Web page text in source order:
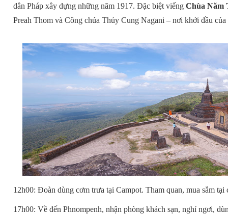
dân Pháp xây dựng những năm 1917. Đặc biệt viếng Chùa Năm
Preah Thom và Công chúa Thủy Cung Nagani – nơi khởi đầu
12h00: Đoàn dùng cơm trưa tại Campot. Tham quan, mua sắm
17h00: Về đến Phnompenh, nhận phòng khách sạn, nghỉ ngơi,